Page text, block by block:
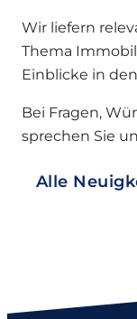
Wir liefern
Thema
Einblicke in
Bei Fragen,
sprechen Sie
Alle